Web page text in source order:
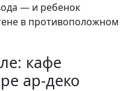
— и ребенок
в противоположном
кафе
ар-деко